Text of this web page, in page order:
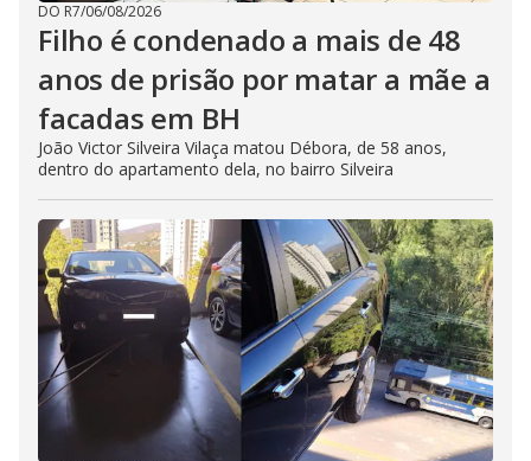
DO R7/06/08/2026
Filho é condenado a mais de 48
anos de prisão por matar a mãe a
facadas em BH
João Victor Silveira Vilaça matou Débora, de 58 anos,
dentro do apartamento dela, no bairro Silveira